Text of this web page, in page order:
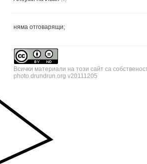
няма отговарящи;
Всички материали на този сайт са
photo.drundrun.org v20111205